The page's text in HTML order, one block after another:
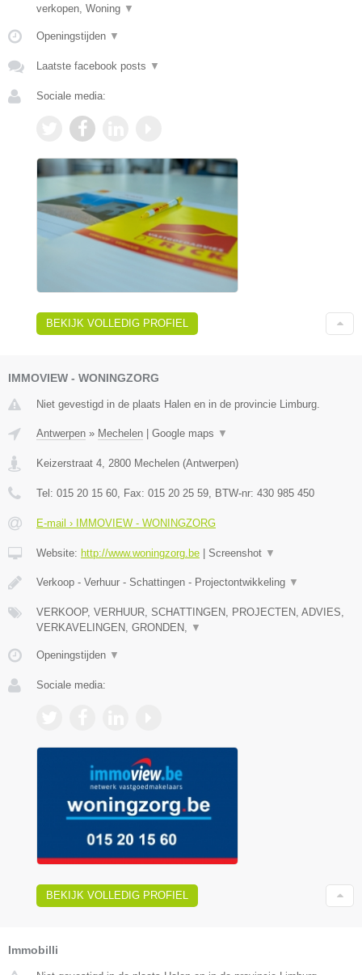
verkopen, Woning ▼
Openingstijden ▼
Laatste facebook posts ▼
Sociale media:
BEKIJK VOLLEDIG PROFIEL
IMMOVIEW - WONINGZORG
Niet gevestigd in de plaats Halen en in de provincie Limburg.
Antwerpen » Mechelen | Google maps ▼
Keizerstraat 4 2800 Mechelen (Antwerpen)
Tel: 015 20 15 60 , Fax: 015 20 25 59 , BTW-nr: 430 985 450
E-mail › IMMOVIEW - WONINGZORG
Website: http://www.woningzorg.be | Screenshot ▼
Verkoop - Verhuur - Schattingen - Projectontwikkeling ▼
VERKOOP, VERHUUR, SCHATTINGEN, PROJECTEN, ADVIES,
VERKAVELINGEN, GRONDEN,
▼
Openingstijden ▼
Sociale media:
BEKIJK VOLLEDIG PROFIEL
Immobilli